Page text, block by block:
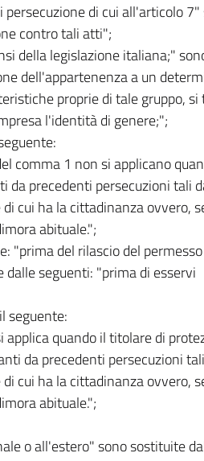
di cui all'articolo
contro tali atti";
della legislazione italiana;"
dell'appartenenza a un
proprie di tale gruppo, si
l'identità di genere;";
comma 1 non si applicano
precedenti persecuzioni tali
cui ha la cittadinanza ovvero,
abituale.";
"prima del rilascio del
seguenti: "prima di esservi
seguente:
quando il titolare di
da precedenti persecuzioni
cui ha la cittadinanza ovvero,
abituale.";
o all'estero" sono sostituite